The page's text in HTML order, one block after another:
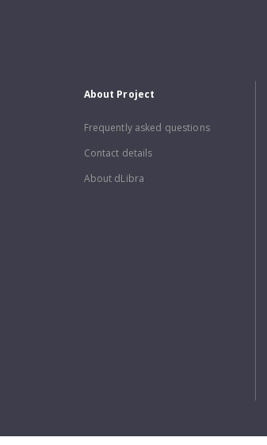
About Project
Frequently asked questions
Contact details
About dLibra